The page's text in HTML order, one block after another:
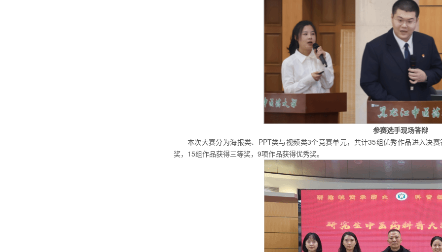
参赛选手现场答辩
本次大赛分为海报类、PPT类与视频类3个竞赛单元，共计35组优秀作品进入决
奖，15组作品获得三等奖，9项作品获得优秀奖。